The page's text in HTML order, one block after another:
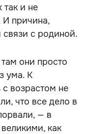
и не
И причина,
связи с родиной.
они просто
ума. К
возрастом не
что все дело в
— в
как